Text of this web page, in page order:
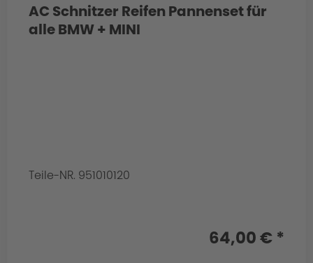
AC Schnitzer Reifen Pannenset für
alle BMW + MINI
Teile-NR. 951010120
64,00 € *